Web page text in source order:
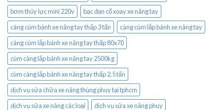
bơm thủy lực mini 220v
bạc đạn cổ xoay xe nâng tay
càng cùm bánh xe nâng tay thấp 3 tấn
càng cùm lắp bánh xe nâng tay
càng cùm lắp bánh xe nâng tay thấp 80x70
cùm càng lắp bánh xe nâng tay 2500kg
cùm càng lắp bánh xe nâng tay thấp 2.5 tấn
dịch vụ sửa chữa xe nâng thùng phuy tại tphcm
dịch vụ sửa xe nâng các loại
dịch vụ sửa xe nâng phuy